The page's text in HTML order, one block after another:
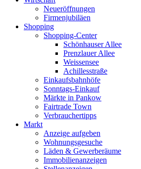
Neueröffnungen
Firmenjubiläen
Shopping
Shopping-Center
Schönhauser Allee
Prenzlauer Allee
Weissensee
Achillesstraße
Einkaufsbahnhöfe
Sonntags-Einkauf
Märkte in Pankow
Fairtrade Town
Verbrauchertipps
Markt
Anzeige aufgeben
Wohnungsgesuche
Läden & Gewerberäume
Immobilienanzeigen